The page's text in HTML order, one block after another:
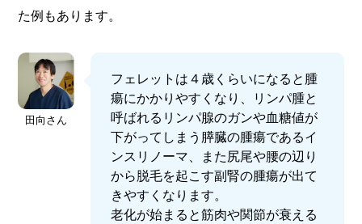
た例もあります。
田向さん
フェレットは４歳くらいになると腫
瘍にかかりやすくなり、リンパ腫と
呼ばれるリンパ腺のガンや血糖値が
下がってしまう膵臓の腫瘍であるイ
ンスリノーマ、また尻尾や腰の辺り
から脱毛を起こす副腎の腫瘍が出て
きやすくなります。
老化が始まると筋肉や関節が衰える